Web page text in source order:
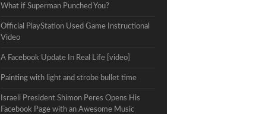
What if Superman Punched You?
Official PlayStation Used Game Instructional
Video
A Facebook Update In Real Life [video]
Painting with light and strobe bullet time
Israeli President Shimon Peres Opens His
Facebook Page with an Awesome Music